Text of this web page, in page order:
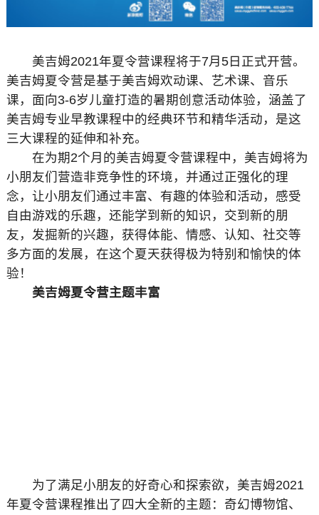
美吉姆2021年夏令营课程将于7月5日正式开营。
美吉姆夏令营是基于美吉姆欢动课、艺术课、音乐
课，面向3-6岁儿童打造的暑期创意活动体验，涵盖了
美吉姆专业早教课程中的经典环节和精华活动，是这
三大课程的延伸和补充。
在为期2个月的美吉姆夏令营课程中，美吉姆将为
小朋友们营造非竞争性的环境，并通过正强化的理
念，让小朋友们通过丰富、有趣的体验和活动，感受
自由游戏的乐趣，还能学到新的知识，交到新的朋
友，发掘新的兴趣，获得体能、情感、认知、社交等
多方面的发展，在这个夏天获得极为特别和愉快的体
验！
美吉姆夏令营主题丰富
为了满足小朋友的好奇心和探索欲，美吉姆2021
年夏令营课程推出了四大全新的主题：奇幻博物馆、